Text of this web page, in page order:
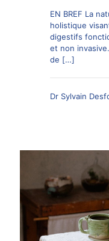
EN BREF La
holistique
digestifs
et non
de […]
Dr Sylvain